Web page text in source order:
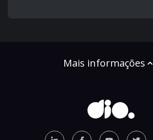
Mais informações